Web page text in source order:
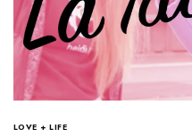
LOVE + LIFE